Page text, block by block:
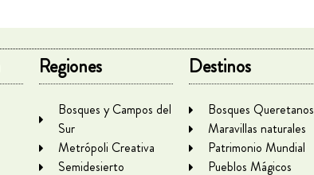
Regiones
Bosques y Campos del
Sur
Metrópoli Creativa
Semidesierto
Destinos
Bosques Queretanos
Maravillas naturales
Patrimonio Mundial
Pueblos Mágicos